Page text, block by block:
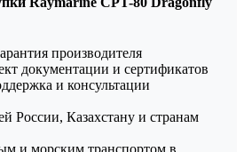
производителя
документации и сертификатов
и консультации
России, Казахстану и странам